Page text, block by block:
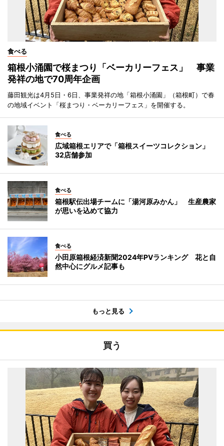
食べる
箱根小涌園で桜まつり「ベーカリーフェス」 事業
発祥の地で70周年企画
藤田観光は4月5日・6日、事業発祥の地「箱根小涌園」（箱根町）で春
の地域イベント「桜まつり・ベーカリーフェス」を開催する。
食べる
広域箱根エリアで「箱根スイーツコレクション」
32店舗参加
食べる
箱根駅伝出場チームに「湯河原みかん」 生産農家
が思いを込めて協力
食べる
小田原箱根経済新聞2024年PVランキング 花と自
然中心にグルメ記事も
もっと見る
買う